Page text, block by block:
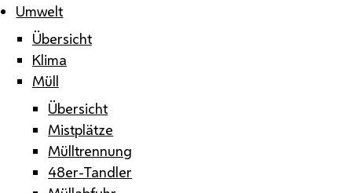
Umwelt
Übersicht
Klima
Müll
Übersicht
Mistplätze
Mülltrennung
48er-Tandler